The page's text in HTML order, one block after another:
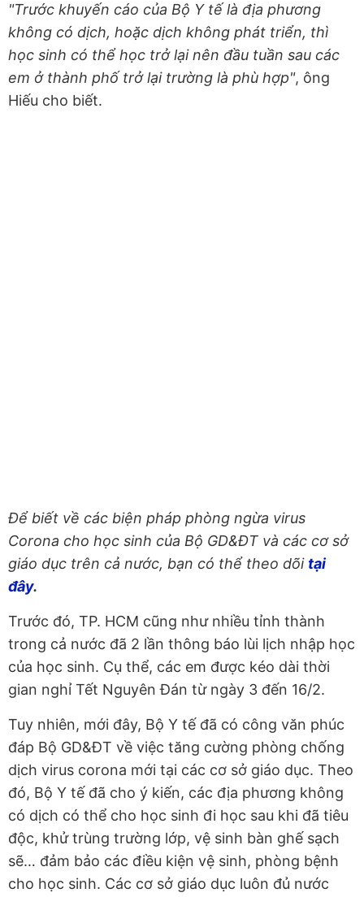
"Trước khuyến cáo của Bộ Y tế là địa phương
không có dịch, hoặc dịch không phát triển, thì
học sinh có thể học trở lại nên đầu tuần sau các
em ở thành phố trở lại trường là phù hợp", ông
Hiếu cho biết.
Để biết về các biện pháp phòng ngừa virus
Corona cho học sinh của Bộ GD&ĐT và các cơ sở
giáo dục trên cả nước, bạn có thể theo dõi tại
đây.
Trước đó, TP. HCM cũng như nhiều tỉnh thành
trong cả nước đã 2 lần thông báo lùi lịch nhập học
của học sinh. Cụ thể, các em được kéo dài thời
gian nghỉ Tết Nguyên Đán từ ngày 3 đến 16/2.
Tuy nhiên, mới đây, Bộ Y tế đã có công văn phúc
đáp Bộ GD&ĐT về việc tăng cường phòng chống
dịch virus corona mới tại các cơ sở giáo dục. Theo
đó, Bộ Y tế đã cho ý kiến, các địa phương không
có dịch có thể cho học sinh đi học sau khi đã tiêu
độc, khử trùng trường lớp, vệ sinh bàn ghế sạch
sẽ… đảm bảo các điều kiện vệ sinh, phòng bệnh
cho học sinh. Các cơ sở giáo dục luôn đủ nước